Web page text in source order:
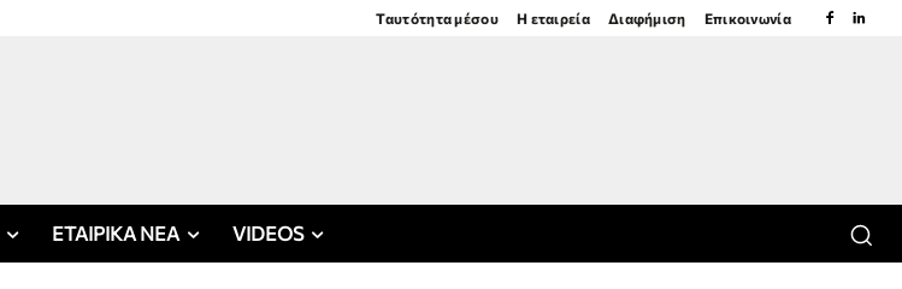
Ταυτότητα μέσου Η εταιρεία Διαφήμιση Επικοινωνία
ΕΤΑΙΡΙΚΑ ΝΕΑ VIDEOS